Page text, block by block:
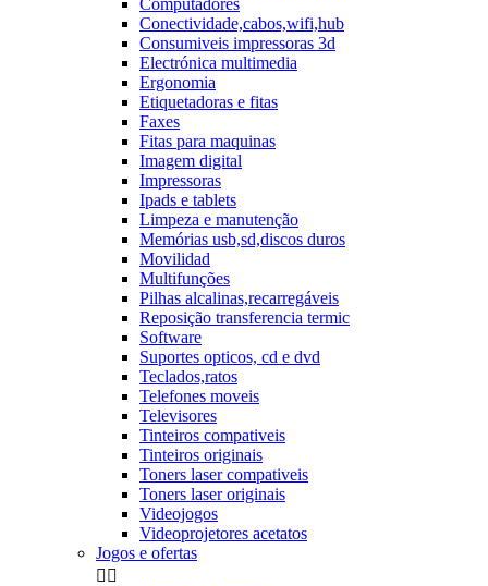
Computadores
Conectividade,cabos,wifi,hub
Consumiveis impressoras 3d
Electrónica multimedia
Ergonomia
Etiquetadoras e fitas
Faxes
Fitas para maquinas
Imagem digital
Impressoras
Ipads e tablets
Limpeza e manutenção
Memórias usb,sd,discos duros
Movilidad
Multifunções
Pilhas alcalinas,recarregáveis
Reposição transferencia termic
Software
Suportes opticos, cd e dvd
Teclados,ratos
Telefones moveis
Televisores
Tinteiros compativeis
Tinteiros originais
Toners laser compativeis
Toners laser originais
Videojogos
Videoprojetores acetatos
Jogos e ofertas
 